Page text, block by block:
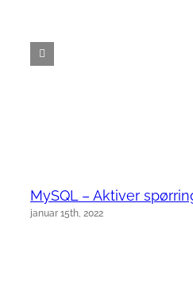
MySQL – Aktiver
januar 15th, 2022